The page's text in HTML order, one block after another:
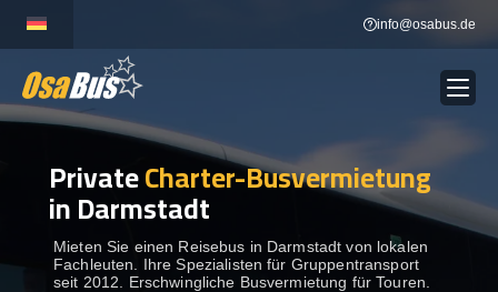
content
info@osabus.de
BUSVERMIETUNG Show dropdown
REISEZIELE Show dropdown
PrivateCharter-Busvermietung
in Darmstadt
Mieten Sie einen Reisebus in Darmstadt von lokalen
Fachleuten. Ihre Spezialisten für Gruppentransport
seit 2012. Erschwingliche Busvermietung für Touren.